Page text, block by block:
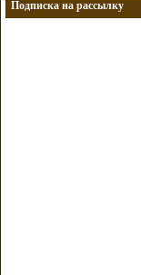
Подписка на рассылку